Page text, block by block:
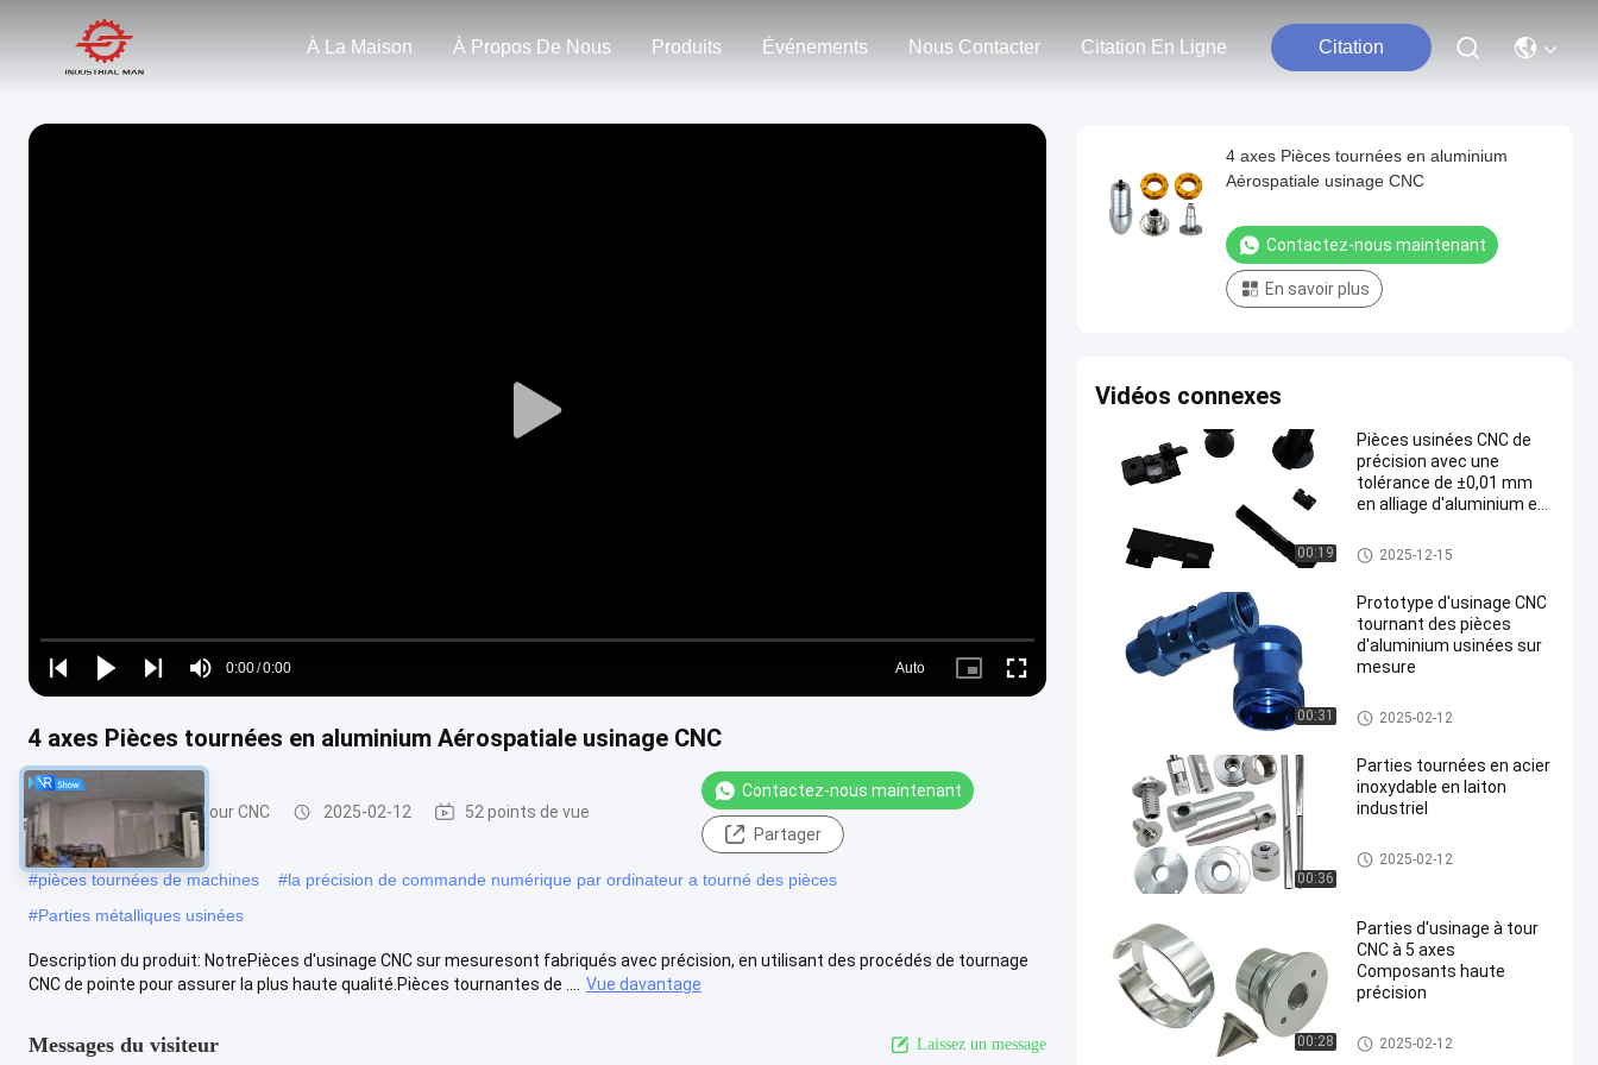
À La Maison À Propos De Nous Produits Événements Nous Contacter Citation En Ligne Citation
Play
Play
Play
Play
Mute
Time
0:00/0:00
Loaded:
0%
Auto
Picture- Fullscreen
4 axes Pièces tournées en aluminium Aérospatiale usinage CNC
Parties d'usinage à tour CNC 2025-02-12 52 points de vue
Contactez-nous maintenant
Partager
#pièces tournées de machines #la précision de commande numérique par ordinateur a tourné des pièces
#Parties métalliques usinées
Description du produit: NotrePièces d'usinage CNC sur mesuresont fabriqués avec précision, en utilisant des procédés de tournage
CNC de pointe pour assurer la plus haute qualité.Pièces tournantes de ....
Vue davantage
Messages du visiteur Laissez un message
4 axes Pièces tournées en aluminium
Aérospatiale usinage CNC
Contactez-nous maintenant
En savoir plus
Vidéos connexes
00:19
Pièces usinées CNC de
précision avec une
tolérance de ±0,01 mm
en alliage d'aluminium et
prototypage et la
production en série
Parties d'usinage à tour CNC
2025-12-15
00:31
Prototype d'usinage CNC
tournant des pièces
d'aluminium usinées sur
mesure
Parties d'usinage à tour CNC
2025-02-12
00:36
Parties tournées en acier
inoxydable en laiton
industriel
Parties d'usinage à tour CNC
2025-02-12
00:28
Parties d'usinage à tour
CNC à 5 axes
Composants haute
précision
Parties d'usinage à tour CNC
2025-02-12